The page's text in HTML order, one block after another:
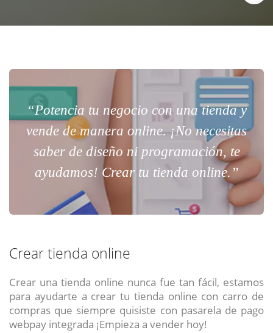
“Potencia tu negocio con una tienda y
vende de manera online. ¡No necesitas
saber de diseño ni programación, te
ayudamos! Crear tu tienda online.”
Crear tienda online
Crear una tienda online nunca fue tan fácil, estamos
para ayudarte a crear tu tienda online con carro de
compras que siempre quisiste con pasarela de pago
webpay integrada ¡Empieza a vender hoy!